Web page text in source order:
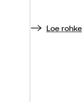
Loe